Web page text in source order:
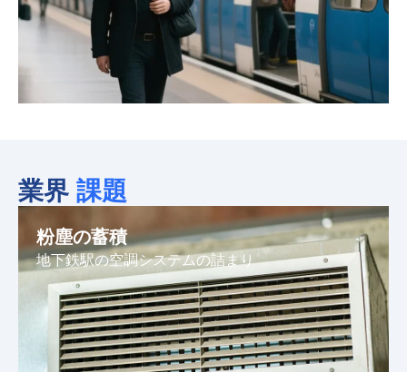
業界 課題
粉塵の蓄積
地下鉄駅の空調システムの詰まり